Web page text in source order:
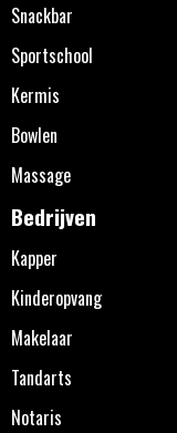
Snackbar
Sportschool
Kermis
Bowlen
Massage
Bedrijven
Kapper
Kinderopvang
Makelaar
Tandarts
Notaris